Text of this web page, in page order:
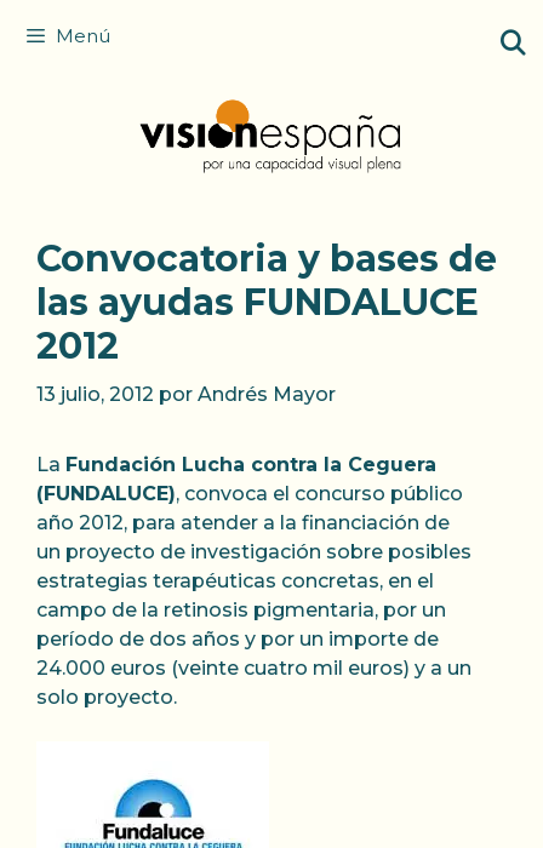
Menú
Convocatoria y bases de
las ayudas FUNDALUCE
2012
13 julio, 2012 por Andrés Mayor
La Fundación Lucha contra la Ceguera
(FUNDALUCE), convoca el concurso público
año 2012, para atender a la financiación de
un proyecto de investigación sobre posibles
estrategias terapéuticas concretas, en el
campo de la retinosis pigmentaria, por un
período de dos años y por un importe de
24.000 euros (veinte cuatro mil euros) y a un
solo proyecto.